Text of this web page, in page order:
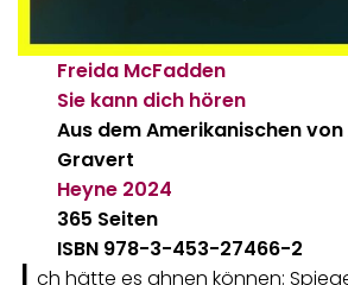
Freida McFadden
Sie kann dich hören
Aus dem Amerikanischen
Gravert
Heyne 2024
365 Seiten
ISBN 978-3-453-27466-2
ch hätte es ahnen können: